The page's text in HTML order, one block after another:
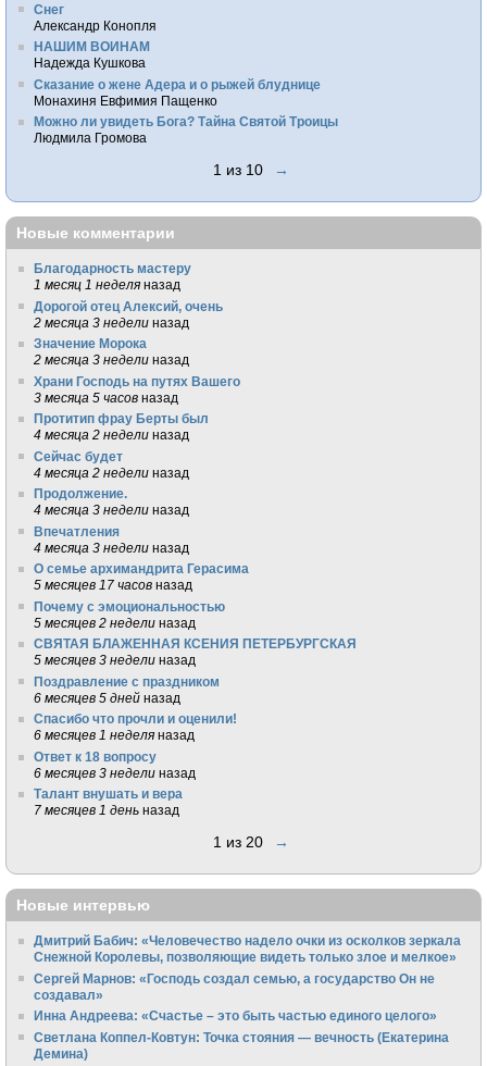
Снег
Александр Конопля
НАШИМ ВОИНАМ
Надежда Кушкова
Сказание о жене Адера и о рыжей блуднице
Монахиня Евфимия Пащенко
Можно ли увидеть Бога? Тайна Святой Троицы
Людмила Громова
1 из 10 →
Новые комментарии
Благодарность мастеру
1 месяц 1 неделя назад
Дорогой отец Алексий, очень
2 месяца 3 недели назад
Значение Морока
2 месяца 3 недели назад
Храни Господь на путях Вашего
3 месяца 5 часов назад
Протитип фрау Берты был
4 месяца 2 недели назад
Сейчас будет
4 месяца 2 недели назад
Продолжение.
4 месяца 3 недели назад
Впечатления
4 месяца 3 недели назад
О семье архимандрита Герасима
5 месяцев 17 часов назад
Почему с эмоциональностью
5 месяцев 2 недели назад
СВЯТАЯ БЛАЖЕННАЯ КСЕНИЯ ПЕТЕРБУРГСКАЯ
5 месяцев 3 недели назад
Поздравление с праздником
6 месяцев 5 дней назад
Спасибо что прочли и оценили!
6 месяцев 1 неделя назад
Ответ к 18 вопросу
6 месяцев 3 недели назад
Талант внушать и вера
7 месяцев 1 день назад
1 из 20 →
Новые интервью
Дмитрий Бабич: «Человечество надело очки из осколков зеркала
Снежной Королевы, позволяющие видеть только злое и мелкое»
Сергей Марнов: «Господь создал семью, а государство Он не
создавал»
Инна Андреева: «Счастье – это быть частью единого целого»
Светлана Коппел-Ковтун: Точка стояния — вечность (Екатерина
Демина)